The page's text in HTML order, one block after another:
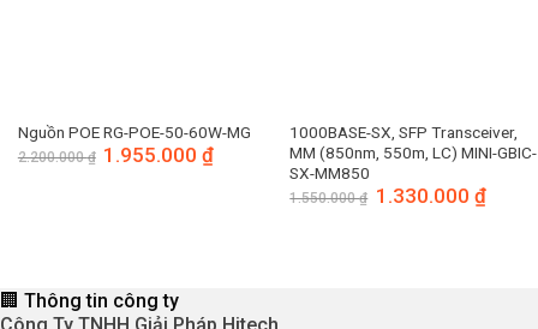
Nguồn POE RG-POE-50-60W-MG
2.200.000₫ Giá
gốc
1.955.000₫
1000BASE-SX, SFP Transceiver,
MM (850nm, 550m, LC) MINI-GBIC-
SX-MM850
1.550.000₫ Giá
gốc
1.330.000 ₫Giá
🏢 Thông tin công ty